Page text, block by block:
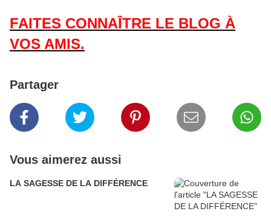
FAITES CONNAÎTRE LE BLOG À
VOS AMIS.
Partager
Vous aimerez aussi
LA SAGESSE DE LA DIFFÉRENCE